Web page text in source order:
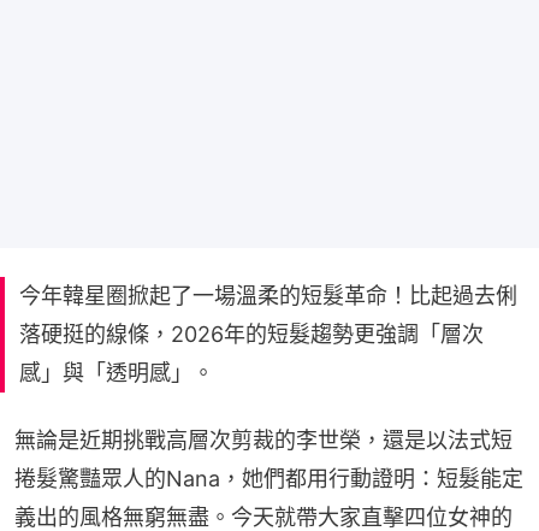
今年韓星圈掀起了一場溫柔的短髮革命！比起過去俐
落硬挺的線條，2026年的短髮趨勢更強調「層次
感」與「透明感」。
無論是近期挑戰高層次剪裁的李世榮，還是以法式短
捲髮驚豔眾人的Nana，她們都用行動證明：短髮能定
義出的風格無窮無盡。今天就帶大家直擊四位女神的